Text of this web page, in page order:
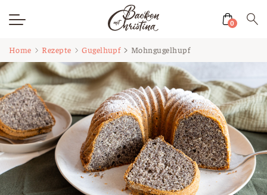
springen
0
Home Rezepte Gugelhupf Mohngugelhupf